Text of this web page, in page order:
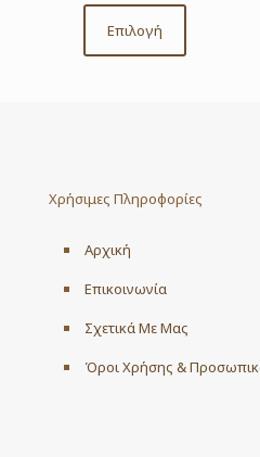
Επιλογή
This
product
be
on
product
Χρήσιμες Πληροφορίες
Αρχική
Επικοινωνία
Σχετικά Με Μας
Όροι Χρήσης &